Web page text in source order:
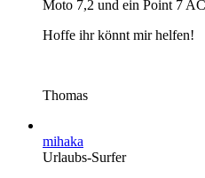
Moto 7,2 und ein Point 7
Hoffe ihr könnt mir helfen!
Thomas
mihaka
Urlaubs-Surfer